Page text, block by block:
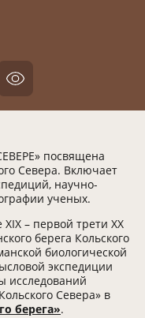
посвящена
Севера. Включает
научно-
ученых.
ХIХ – первой трети ХХ
берега Кольского
биологической
экспедиции
исследований
Севера» в
берега».